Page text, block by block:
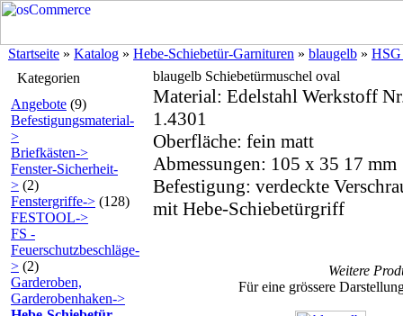
Startseite » Katalog » Hebe-Schiebetür-Garnituren » blaugelb »
Kategorien
Angebote (9)
Befestigungsmaterial-
>
Briefkästen->
Fenster-Sicherheit-
> (2)
Fenstergriffe-> (128)
FESTOOL->
FS -
Feuerschutzbeschläge-
> (2)
Garderoben,
Garderobenhaken->
blaugelb Schiebetürmuschel oval
Material: Edelstahl Werkstoff
1.4301
Oberfläche: fein matt
Abmessungen: 105 x 35 17 mm
Befestigung: verdeckte
mit Hebe-Schiebetürgriff
Weitere
Für eine grössere